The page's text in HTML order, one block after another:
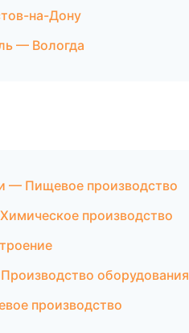
на-Дону
— Вологда
— Пищевое производство
производство
оборудования
производство